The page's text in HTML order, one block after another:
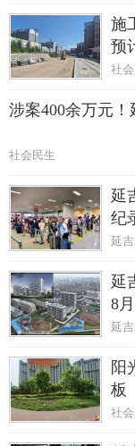
施
预
社
涉案400余万元
社会民生
延
纪
延
延
8
延
阳
板
社